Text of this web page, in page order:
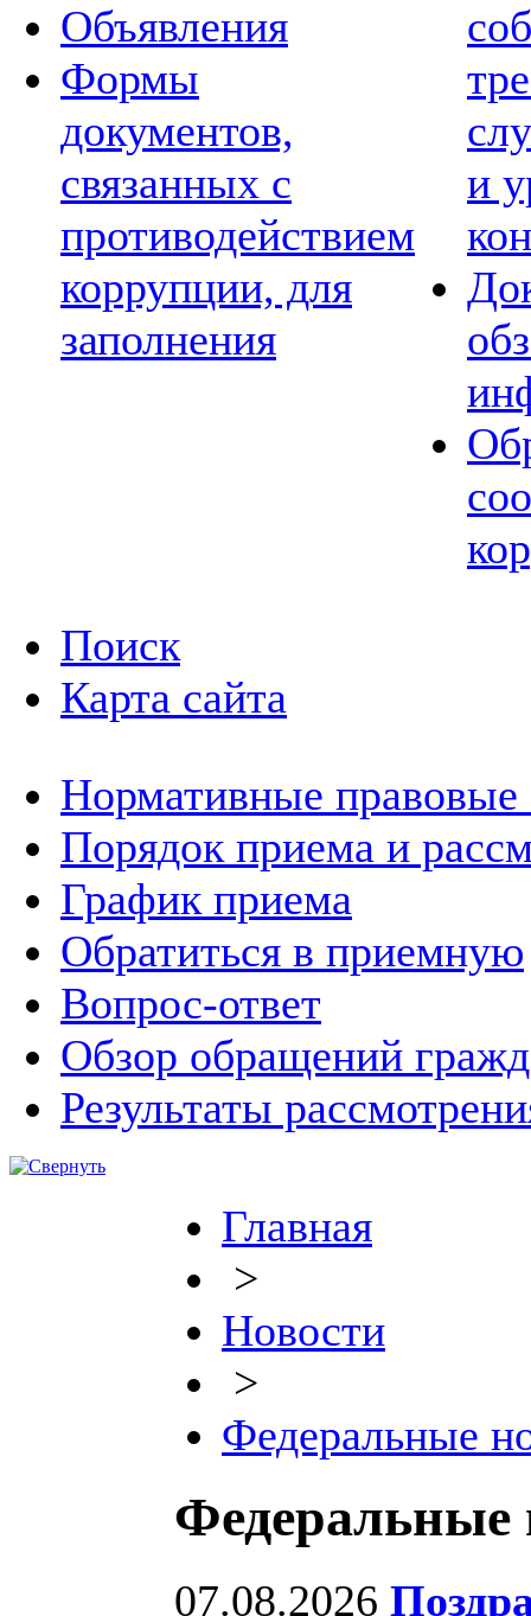
Объявления
Формы
документов,
связанных с
противодействием
коррупции, для
заполнения
и
Поиск
Карта сайта
Нормативные правовые
Порядок приема и
График приема
Обратиться в приемную
Вопрос-ответ
Обзор обращений
Результаты
Главная
>
Новости
>
Федеральные
Федеральные
07.08.2026